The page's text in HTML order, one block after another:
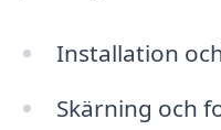
Installation
Skärning och